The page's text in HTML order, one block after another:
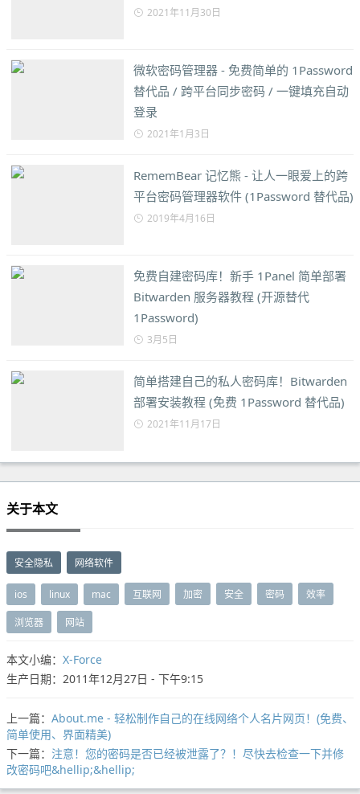
2021年11月30日
微软密码管理器 - 免费简单的 1Password
替代品 / 跨平台同步密码 / 一键填充自动
登录
2021年1月3日
RememBear 记忆熊 - 让人一眼爱上的跨
平台密码管理器软件 (1Password 替代品)
2019年4月16日
免费自建密码库！新手 1Panel 简单部署
Bitwarden 服务器教程 (开源替代
1Password)
3月5日
简单搭建自己的私人密码库！Bitwarden
部署安装教程 (免费 1Password 替代品)
2021年11月17日
关于本文
安全隐私 网络软件
ios linux mac 互联网 加密 安全 密码 效率
浏览器 网站
本文小编： X-Force
生产日期：2011年12月27日 - 下午9:15
上一篇： About.me - 轻松制作自己的在线网络个人名片网页！(免费、
简单使用、界面精美)
下一篇： 注意！您的密码是否已经被泄露了？！尽快去检查一下并修
改密码吧&hellip;&hellip;